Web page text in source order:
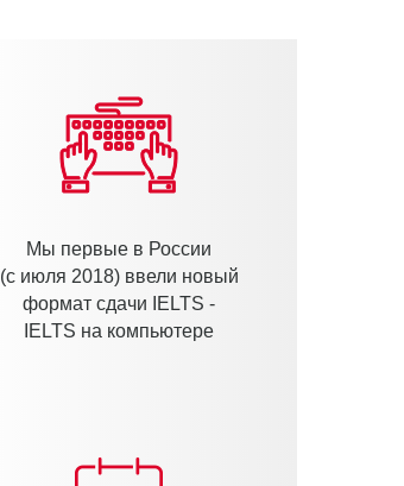
Мы первые в России
(с июля 2018) ввели новый
формат сдачи IELTS -
IELTS на компьютере